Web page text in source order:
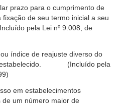
prazo para o cumprimento de
de seu termo inicial a seu
pela Lei nº 9.008, de
índice de reajuste diverso do
estabelecido. (Incluído pela
em estabelecimentos
um número maior de